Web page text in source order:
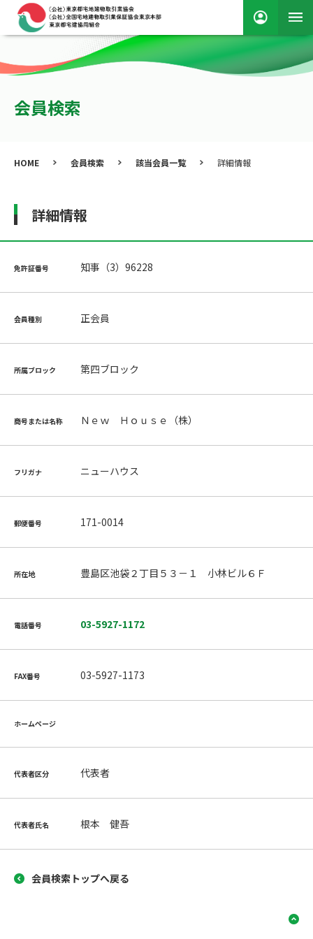
会員検索
HOME 会員検索 該当会員一覧 詳細情報
詳細情報
免許証番号 知事（3）96228
会員種別 正会員
所属ブロック 第四ブロック
商号または名称 Ｎｅｗ Ｈｏｕｓｅ（株）
フリガナ ニューハウス
郵便番号 171-0014
所在地 豊島区池袋２丁目５３－１ 小林ビル６Ｆ
電話番号 03-5927-1172
FAX番号 03-5927-1173
ホームページ
代表者区分 代表者
代表者氏名 根本 健吾
会員検索トップへ戻る